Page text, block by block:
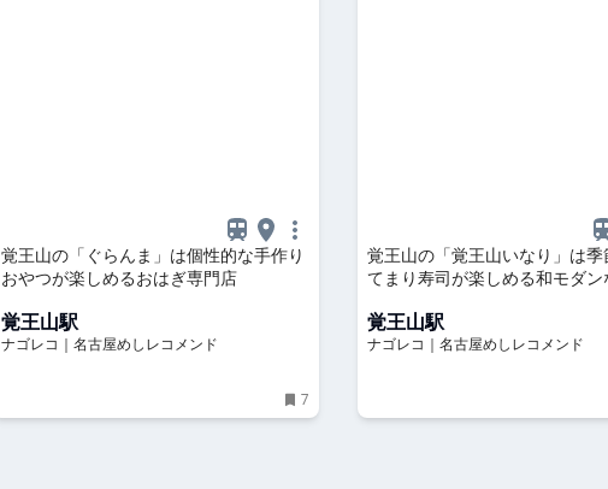
覚王山の「ぐらんま」は個性的な手作り
おやつが楽しめるおはぎ専門店
覚王山駅
ナゴレコ｜名古屋めしレコメンド
7
覚王山の「覚王山いなり」は季
てまり寿司が楽しめる和モダン
覚王山駅
ナゴレコ｜名古屋めしレコメンド